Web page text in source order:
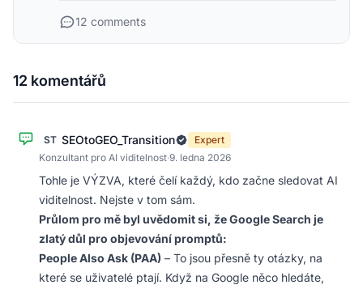
12 comments
12 komentářů
ST SEOtoGEO_Transition
Expert
Konzultant pro AI viditelnost·9. ledna 2026
Tohle je VÝZVA, které čelí každý, kdo začne sledovat AI
viditelnost. Nejste v tom sám.
Průlom pro mě byl uvědomit si, že Google Search je
zlatý důl pro objevování promptů:
People Also Ask (PAA) – To jsou přesně ty otázky, na
které se uživatelé ptají. Když na Google něco hledáte,